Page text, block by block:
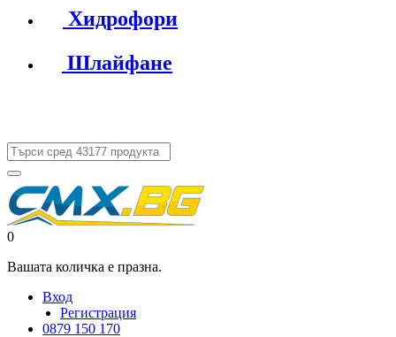
Хидрофори
Шлайфане
0
Вашата количка е празна.
Вход
Регистрация
0879 150 170